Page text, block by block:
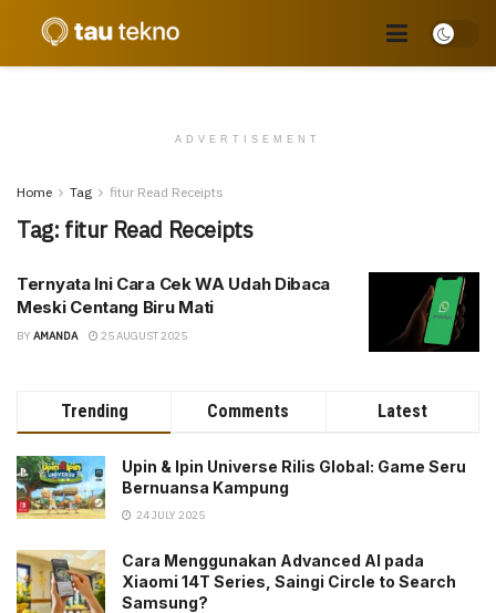
ADVERTISEMENT
Home Tag fitur Read Receipts
Tag: fitur Read Receipts
Ternyata Ini Cara Cek WA Udah Dibaca
Meski Centang Biru Mati
BY AMANDA 25 AUGUST 2025
Trending Comments Latest
Upin & Ipin Universe Rilis Global: Game Seru
Bernuansa Kampung
24 JULY 2025
Cara Menggunakan Advanced AI pada
Xiaomi 14T Series, Saingi Circle to Search
Samsung?